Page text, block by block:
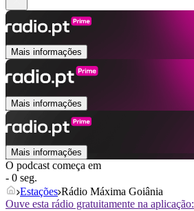
Mais informações
Mais informações
Mais informações
O podcast começa em
- 0 seg.
Estações Rádio Máxima Goiânia
Ouve esta rádio gratuitamente na aplicação: